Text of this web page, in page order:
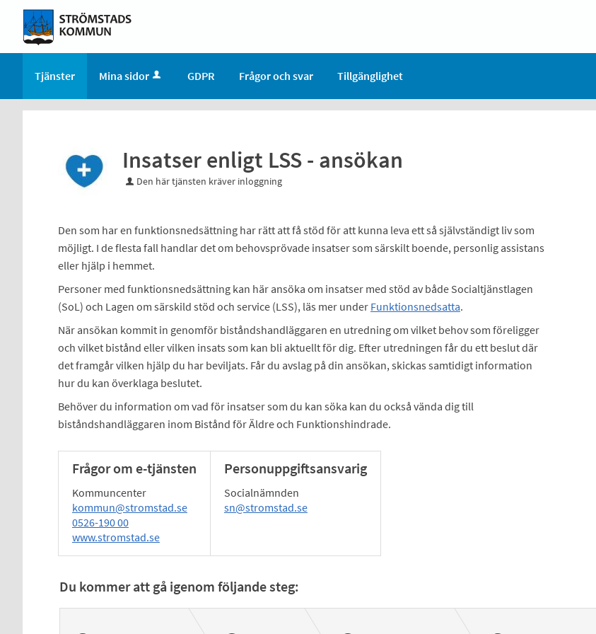
Tjänster Mina sidor GDPR Frågor och svar Tillgänglighet
Insatser enligt LSS - ansökan
Den här tjänsten kräver inloggning
Den som har en funktionsnedsättning har rätt att få stöd för att kunna leva ett så självständigt liv som
möjligt. I de flesta fall handlar det om behovsprövade insatser som särskilt boende, personlig assistans
eller hjälp i hemmet.
Personer med funktionsnedsättning kan här ansöka om insatser med stöd av både Socialtjänstlagen
(SoL) och Lagen om särskild stöd och service (LSS), läs mer under Funktionsnedsatta.
När ansökan kommit in genomför biståndshandläggaren en utredning om vilket behov som föreligger
och vilket bistånd eller vilken insats som kan bli aktuellt för dig. Efter utredningen får du ett beslut där
det framgår vilken hjälp du har beviljats. Får du avslag på din ansökan, skickas samtidigt information
hur du kan överklaga beslutet.
Behöver du information om vad för insatser som du kan söka kan du också vända dig till
biståndshandläggaren inom Bistånd för Äldre och Funktionshindrade.
Frågor om e-tjänsten
Kommuncenter
kommun@stromstad.se
0526-190 00
www.stromstad.se
Personuppgiftsansvarig
Socialnämnden
sn@stromstad.se
Du kommer att gå igenom följande steg: